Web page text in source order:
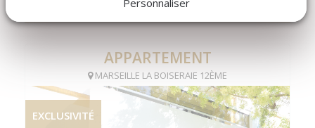
APPARTEMENT
MARSEILLE LA BOISERAIE 12ÈME
EXCLUSIVITÉ
Personnaliser